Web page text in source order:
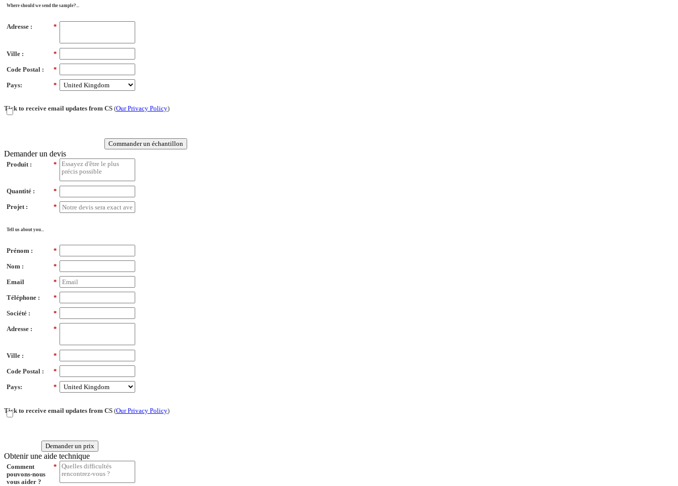
Where should we send the sample?...
*
Adresse :
*
Ville :
*
Code Postal :
*
Pays:
Tick to receive email updates from CS (Our Privacy Policy)
Commander un échantillon
Demander un devis
*
Produit :
*
Quantité :
*
Projet :
Tell us about you...
*
Prénom :
*
Nom :
*
Email
*
Téléphone :
*
Société :
*
Adresse :
*
Ville :
*
Code Postal :
*
Pays:
Tick to receive email updates from CS (Our Privacy Policy)
Demander un prix
Obtenir une aide technique
*
Comment
pouvons-nous
vous aider ?